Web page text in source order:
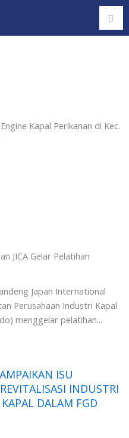
Kapal Perikanan di Kec.
JICA Gelar Pelatihan
Japan International
Perusahaan Industri Kapal
menggelar pelatihan...
ISU
INDUSTRI
DALAM FGD